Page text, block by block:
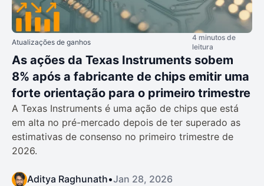
Atualizações de ganhos
4 minutos de
leitura
As ações da Texas Instruments sobem
8% após a fabricante de chips emitir uma
forte orientação para o primeiro trimestre
A Texas Instruments é uma ação de chips que está
em alta no pré-mercado depois de ter superado as
estimativas de consenso no primeiro trimestre de
2026.
Aditya Raghunath•Jan 28, 2026